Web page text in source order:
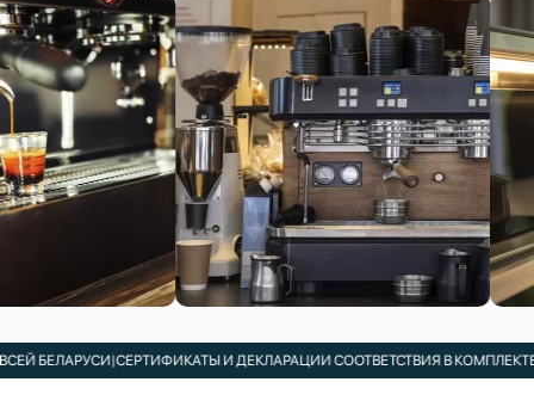
|СЕРТИФИКАТЫ И ДЕКЛАРАЦИИ СООТВЕТСТВИЯ В КОМПЛЕКТЕ|